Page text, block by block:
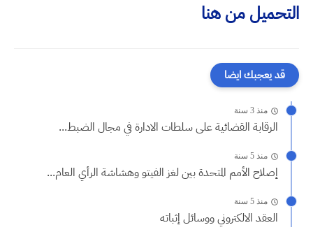
التحميل من هنا
قد يعجبك ايضا
منذ 3 سنة
الرقابة القضائية على سلطات الادارة في مجال الضبط...
منذ 5 سنة
إصلاح الأمم المتحدة بين لغز الفيتو وهشاشة الرأي العام...
منذ 5 سنة
العقد الالكتروني ووسائل إثباته